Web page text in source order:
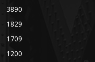
3890
1829
1709
1200